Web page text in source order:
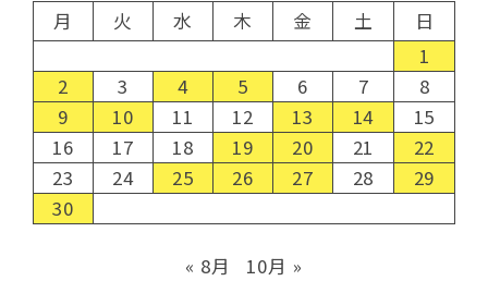
月
火 水 木 金 土
日
1
2
3 4 5 6 7
8
9
10 11 12 13 14
15
16
17 18 19 20 21
22
23
24 25 26 27 28
29
30
« 8月 10月 »